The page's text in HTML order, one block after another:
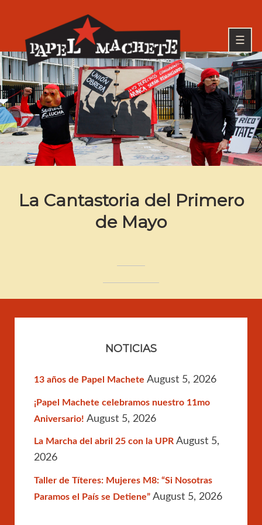
home
page
of
Papel
Machete
PAPEL MACHETE
☰
La Cantastoria del Primero
de Mayo
NOTICIAS
13 años de Papel Machete August 5, 2026
¡Papel Machete celebramos nuestro 11mo
Aniversario! August 5, 2026
La Marcha del abril 25 con la UPR August 5,
2026
Taller de Títeres: Mujeres M8: “Si Nosotras
Paramos el País se Detiene” August 5, 2026